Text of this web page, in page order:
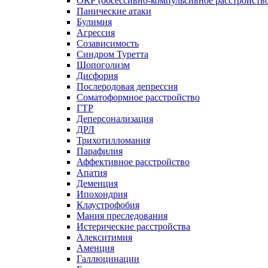
Панические атаки
Булимия
Агрессия
Созависимость
Синдром Туретта
Шопоголизм
Дисфория
Послеродовая депрессия
Соматоформное расстройство
ГТР
Деперсонализация
ДРЛ
Трихотилломания
Парафилия
Аффективное расстройство
Апатия
Деменция
Ипохондрия
Клаустрофобия
Мания преследования
Истерические расстройства
Алекситимия
Аменция
Галлюцинации